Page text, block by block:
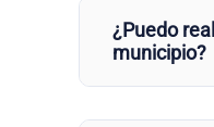
¿Puedo
municipio?